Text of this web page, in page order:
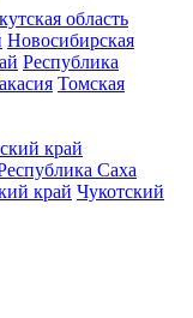
область
Новосибирская
Республика
Томская
край
Саха
край Чукотский